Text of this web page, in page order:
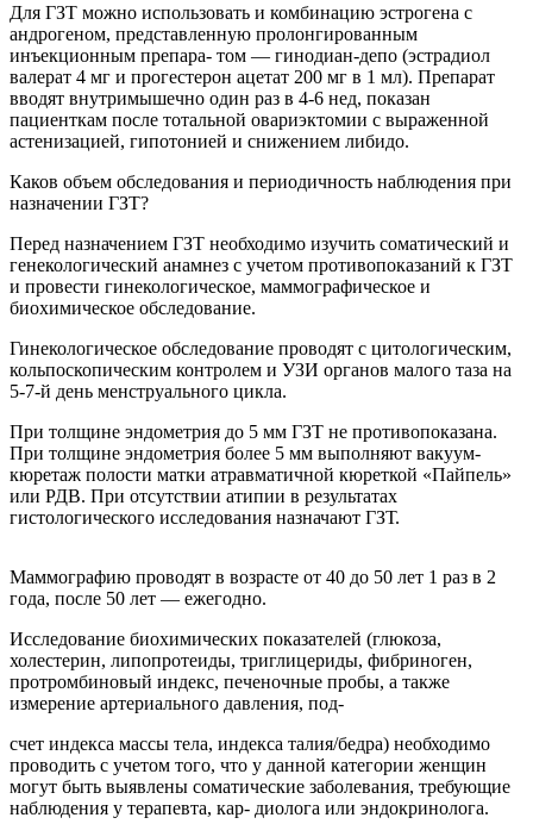
Для ГЗТ можно использовать и комбинацию эстрогена с
андрогеном, представленную пролонгированным
инъекционным препара- том — гинодиан-депо (эстрадиол
валерат 4 мг и прогестерон ацетат 200 мг в 1 мл). Препарат
вводят внутримышечно один раз в 4-6 нед, показан
пациенткам после тотальной овариэктомии с выраженной
астенизацией, гипотонией и снижением либидо.
Каков объем обследования и периодичность наблюдения при
назначении ГЗТ?
Перед назначением ГЗТ необходимо изучить соматический и
генекологический анамнез с учетом противопоказаний к ГЗТ
и провести гинекологическое, маммографическое и
биохимическое обследование.
Гинекологическое обследование проводят с цитологическим,
кольпоскопическим контролем и УЗИ органов малого таза на
5-7-й день менструального цикла.
При толщине эндометрия до 5 мм ГЗТ не противопоказана.
При толщине эндометрия более 5 мм выполняют вакуум-
кюретаж полости матки атравматичной кюреткой «Пайпель»
или РДВ. При отсутствии атипии в результатах
гистологического исследования назначают ГЗТ.
Маммографию проводят в возрасте от 40 до 50 лет 1 раз в 2
года, после 50 лет — ежегодно.
Исследование биохимических показателей (глюкоза,
холестерин, липопротеиды, триглицериды, фибриноген,
протромбиновый индекс, печеночные пробы, а также
измерение артериального давления, под-
счет индекса массы тела, индекса талия/бедра) необходимо
проводить с учетом того, что у данной категории женщин
могут быть выявлены соматические заболевания, требующие
наблюдения у терапевта, кар- диолога или эндокринолога.